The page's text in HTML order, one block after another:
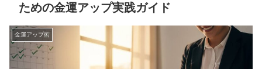
ための金運アップ実践ガイド
金運アップ術